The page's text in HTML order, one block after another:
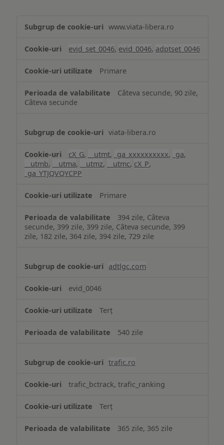
www.viata-libera.ro
evid_set_0046, evid_0046, adptset_0046
Primare
Câteva secunde, 90 zile,
Câteva secunde
viata-libera.ro
cX_G, __utmt, _ga_xxxxxxxxxx, _ga,
__utmb, __utma, __utmz, __utmc, cX_P,
_ga_YTJQVQYCPP
Primare
394 zile, Câteva
secunde, 399 zile, 399 zile, Câteva secunde, 399
zile, 182 zile, 364 zile, 394 zile, 729 zile
adtlgc.com
evid_0046
Terț
540 zile
trafic.ro
trafic_bctrack, trafic_ranking
Terț
365 zile, 365 zile